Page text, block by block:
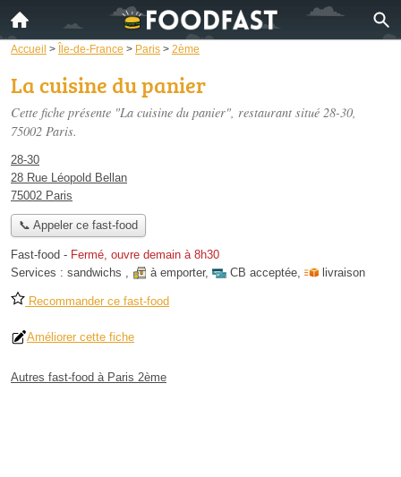
Accueil > Île-de-France > Paris > 2ème
La cuisine du panier
Cette fiche présente "La cuisine du panier", restaurant situé 28-30,
75002 Paris.
28-30
28 Rue Léopold Bellan
75002 Paris
📞 Appeler ce fast-food
Fast-food - Fermé, ouvre demain à 8h30
Services : sandwichs , à emporter, CB acceptée, livraison
Recommander ce fast-food
Améliorer cette fiche
Autres fast-food à Paris 2ème